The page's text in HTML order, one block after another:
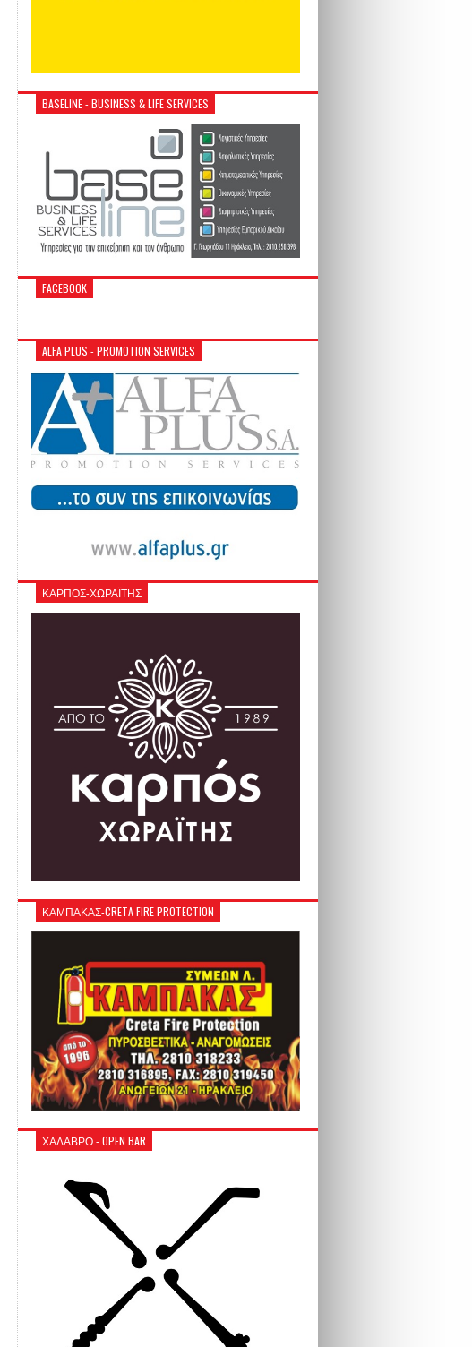
BASELINE - BUSINESS & LIFE SERVICES
FACEBOOK
ALFA PLUS - PROMOTION SERVICES
ΚΑΡΠΟΣ-ΧΩΡΑΪΤΗΣ
ΚΑΜΠΑΚΑΣ-CRETA FIRE PROTECTION
ΧΑΛΑΒΡΟ - OPEN BAR